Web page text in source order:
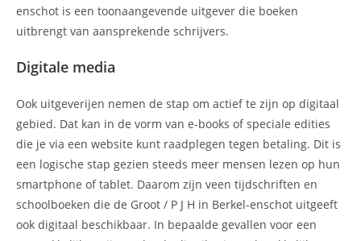
enschot is een toonaangevende uitgever die boeken
uitbrengt van aansprekende schrijvers.
Digitale media
Ook uitgeverijen nemen de stap om actief te zijn op digitaal
gebied. Dat kan in de vorm van e-books of speciale edities
die je via een website kunt raadplegen tegen betaling. Dit is
een logische stap gezien steeds meer mensen lezen op hun
smartphone of tablet. Daarom zijn veen tijdschriften en
schoolboeken die de Groot / P J H in Berkel-enschot uitgeeft
ook digitaal beschikbaar. In bepaalde gevallen voor een